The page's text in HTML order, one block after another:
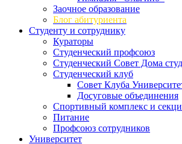
Заочное образование
Блог абитуриента
Студенту и сотруднику
Кураторы
Студенческий профсоюз
Студенческий Совет Дома
Студенческий клуб
Совет Клуба
Досуговые объединения
Спортивный комплекс и
Питание
Профсоюз сотрудников
Университет